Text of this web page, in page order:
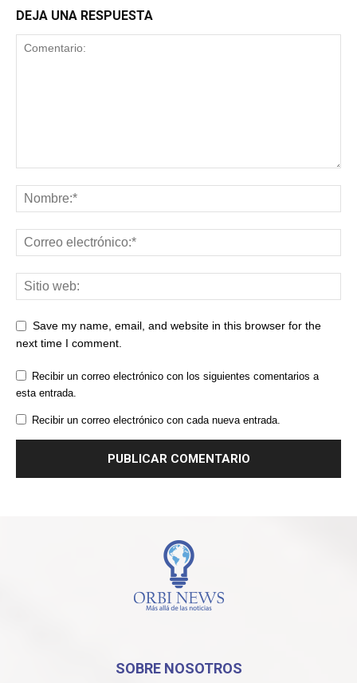
DEJA UNA RESPUESTA
Save my name, email, and website in this browser for the
next time I comment.
Recibir un correo electrónico con los siguientes comentarios a
esta entrada.
Recibir un correo electrónico con cada nueva entrada.
SOBRE NOSOTROS